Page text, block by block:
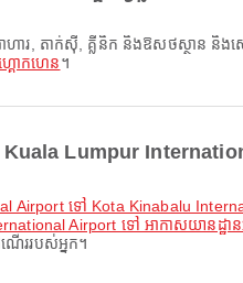
ោកហេន។
Lumpur
Airport ទៅ Kota Kinabalu
Airport ទៅ អាកាសយានដ្ឋា
ណើររបស់អ្នក។